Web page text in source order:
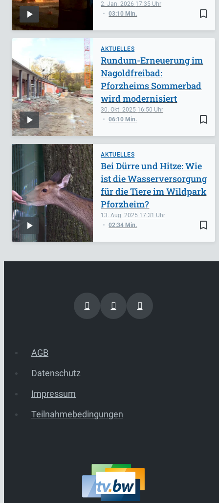
bookmark_border
2. Jan. 2026 17:35
03:10 Min.
AKTUELLES
bookmark_border
30. Okt. 2025 16:50
06:10 Min.
Rundum-Erneuerung im
Nagoldfreibad:
Pforzheims Sommerbad
wird modernisiert
AKTUELLES
bookmark_border
13. Aug. 2025 17:31
02:34 Min.
Bei Dürre und Hitze: Wie
ist die Wasserversorgung
für die Tiere im Wildpark
Pforzheim?
AGB
Datenschutz
Impressum
Teilnahmebedingungen